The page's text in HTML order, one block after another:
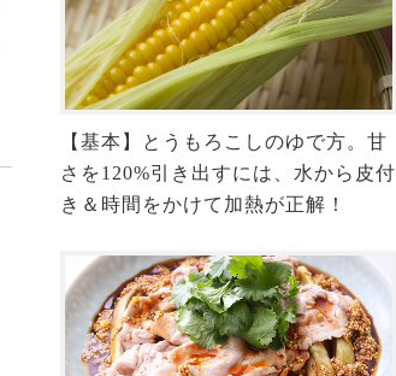
【基本】とうもろこしのゆで方。甘
さを120%引き出すには、水から皮付
き＆時間をかけて加熱が正解！